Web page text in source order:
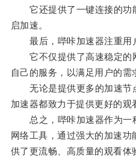
它还提供了一键连接的功
启加速。
最后，哔咔加速器注重用
它不仅提供了高速稳定的
自己的服务，以满足用户的需
无论是提供更多的加速节
加速器都致力于提供更好的观
总之，哔咔加速器作为一
网络工具，通过强大的加速
供了更流畅、高质量的观看体